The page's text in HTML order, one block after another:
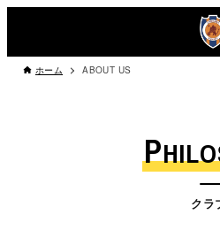
ホーム ABOUT US
P
クラ